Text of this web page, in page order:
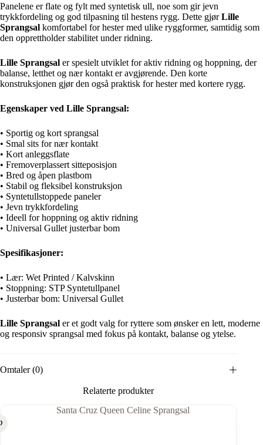
Panelene er flate og fylt med syntetisk ull, noe som gir jevn
trykkfordeling og god tilpasning til hestens rygg. Dette gjørLille
Sprangsal komfortabel for hester med ulike ryggformer, samtidig som
den opprettholder stabilitet under ridning.
Lille Sprangsal er spesielt utviklet for aktiv ridning og hoppning, der
balanse, letthet og nær kontakt er avgjørende. Den korte
konstruksjonen gjør den også praktisk for hester med kortere rygg.
Egenskaper ved Lille Sprangsal:
• Sportig og kort sprangsal
• Smal sits for nær kontakt
• Kort anleggsflate
• Fremoverplassert sitteposisjon
• Bred og åpen plastbom
• Stabil og fleksibel konstruksjon
• Syntetullstoppede paneler
• Jevn trykkfordeling
• Ideell for hoppning og aktiv ridning
• Universal Gullet justerbar bom
Spesifikasjoner:
• Lær: Wet Printed / Kalvskinn
• Stoppning: STP Syntetullpanel
• Justerbar bom: Universal Gullet
Lille Sprangsal er et godt valg for ryttere som ønsker en lett, moderne
og responsiv sprangsal med fokus på kontakt, balanse og ytelse.
Omtaler (0)
Relaterte produkter